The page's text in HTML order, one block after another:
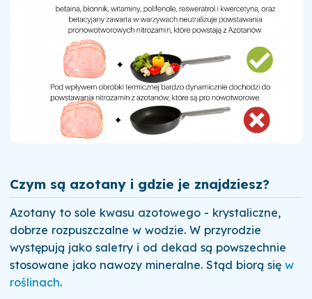
Czym są azotany i gdzie je znajdziesz?
Azotany to sole kwasu azotowego - krystaliczne,
dobrze rozpuszczalne w wodzie. W przyrodzie
występują jako saletry i od dekad są powszechnie
stosowane jako nawozy mineralne. Stąd biorą się w
roślinach.